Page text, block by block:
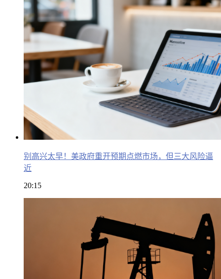
别高兴太早！美政府重开预期点燃市场，但三大风险逼
近
20:15